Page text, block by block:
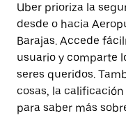
Uber prioriza la
desde o hacia
Barajas. Accede
usuario y comparte
seres queridos.
cosas, la
para saber más